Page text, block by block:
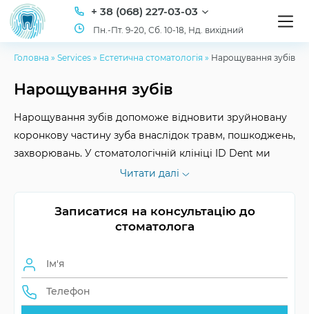
+ 38 (068) 227-03-03
Пн.-Пт. 9-20, Сб. 10-18, Нд. вихідний
Головна » Services » Естетична стоматологія » Нарощування зубів
Нарощування зубів
Нарощування зубів допоможе відновити зруйновану
коронкову частину зуба внаслідок травм, пошкоджень,
захворювань. У стоматологічній клініці ID Dent ми
проводимо цілу низку заходів, які дарують вам
служби
Тривалість
процедури
Читати далі
Записатися на консультацію до
стоматолога